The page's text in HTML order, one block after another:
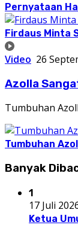
Pernyataan
Firdaus Minta
Video 26
Azolla
Tumbuhan
Tumbuhan
Banyak
1
17 Juli
Ketua